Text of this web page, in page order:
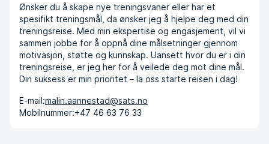
Ønsker du å skape nye treningsvaner eller har et
spesifikt treningsmål, da ønsker jeg å hjelpe deg med din
treningsreise. Med min ekspertise og engasjement, vil vi
sammen jobbe for å oppnå dine målsetninger gjennom
motivasjon, støtte og kunnskap. Uansett hvor du er i din
treningsreise, er jeg her for å veilede deg mot dine mål.
Din suksess er min prioritet – la oss starte reisen i dag!
E-mail:malin.aannestad@sats.no
Mobilnummer:+47 46 63 76 33